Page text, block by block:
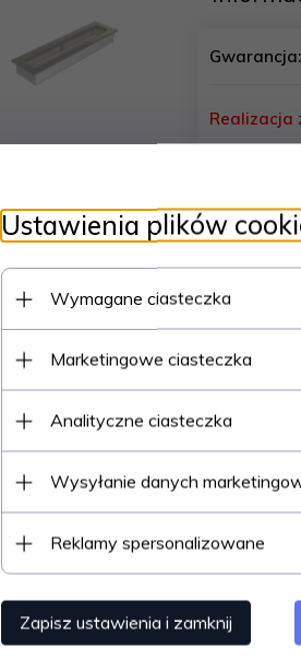
Gwarancja:
Realizacja
Ustawienia plików
Wymagane ciasteczka
Marketingowe ciasteczka
Analityczne ciasteczka
Wysyłanie danych
Reklamy spersonalizowane
Zapisz ustawienia i zamknij